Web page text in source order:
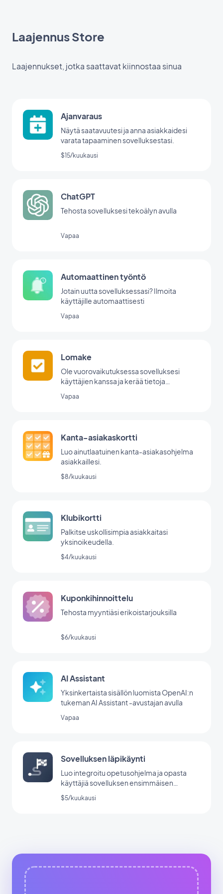
Laajennus Store
Laajennukset, jotka saattavat kiinnostaa sinua
Ajanvaraus
Näytä saatavuutesi ja anna asiakkaidesi
varata tapaaminen sovelluksestasi.
$15/kuukausi
ChatGPT
Tehosta sovelluksesi tekoälyn avulla
Vapaa
Automaattinen työntö
Jotain uutta sovelluksessasi? Ilmoita
käyttäjille automaattisesti
Vapaa
Lomake
Ole vuorovaikutuksessa sovelluksesi
käyttäjien kanssa ja kerää tietoja
Vapaa
Kanta-asiakaskortti
Luo ainutlaatuinen kanta-asiakasohjelma
asiakkaillesi.
$8/kuukausi
Klubikortti
Palkitse uskollisimpia asiakkaitasi
yksinoikeudella.
$4/kuukausi
Kuponkihinnoittelu
Tehosta myyntiäsi erikoistarjouksilla
$6/kuukausi
AI Assistant
Yksinkertaista sisällön luomista OpenAI:n
tukeman AI Assistant -avustajan avulla
Vapaa
Sovelluksen läpikäynti
Luo integroitu opetusohjelma ja opasta
käyttäjiä sovelluksen ensimmäisen
käynnistyksen aikana.
$5/kuukausi